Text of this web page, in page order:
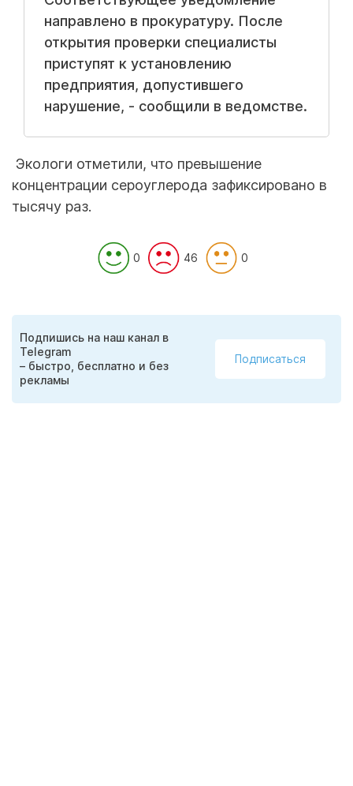
направлено в прокуратуру. После
открытия проверки специалисты
приступят к установлению
предприятия, допустившего
нарушение, - сообщили в ведомстве.
Экологи отметили, что превышение
концентрации сероуглерода зафиксировано в
тысячу раз.
0 46 0
Подпишись на наш канал в
Telegram
– быстро, бесплатно и без
рекламы
Подписаться